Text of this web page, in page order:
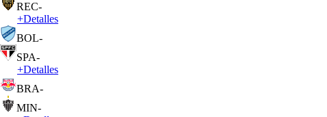
REC-
+Detalles
BOL-
SPA-
+Detalles
BRA-
MIN-